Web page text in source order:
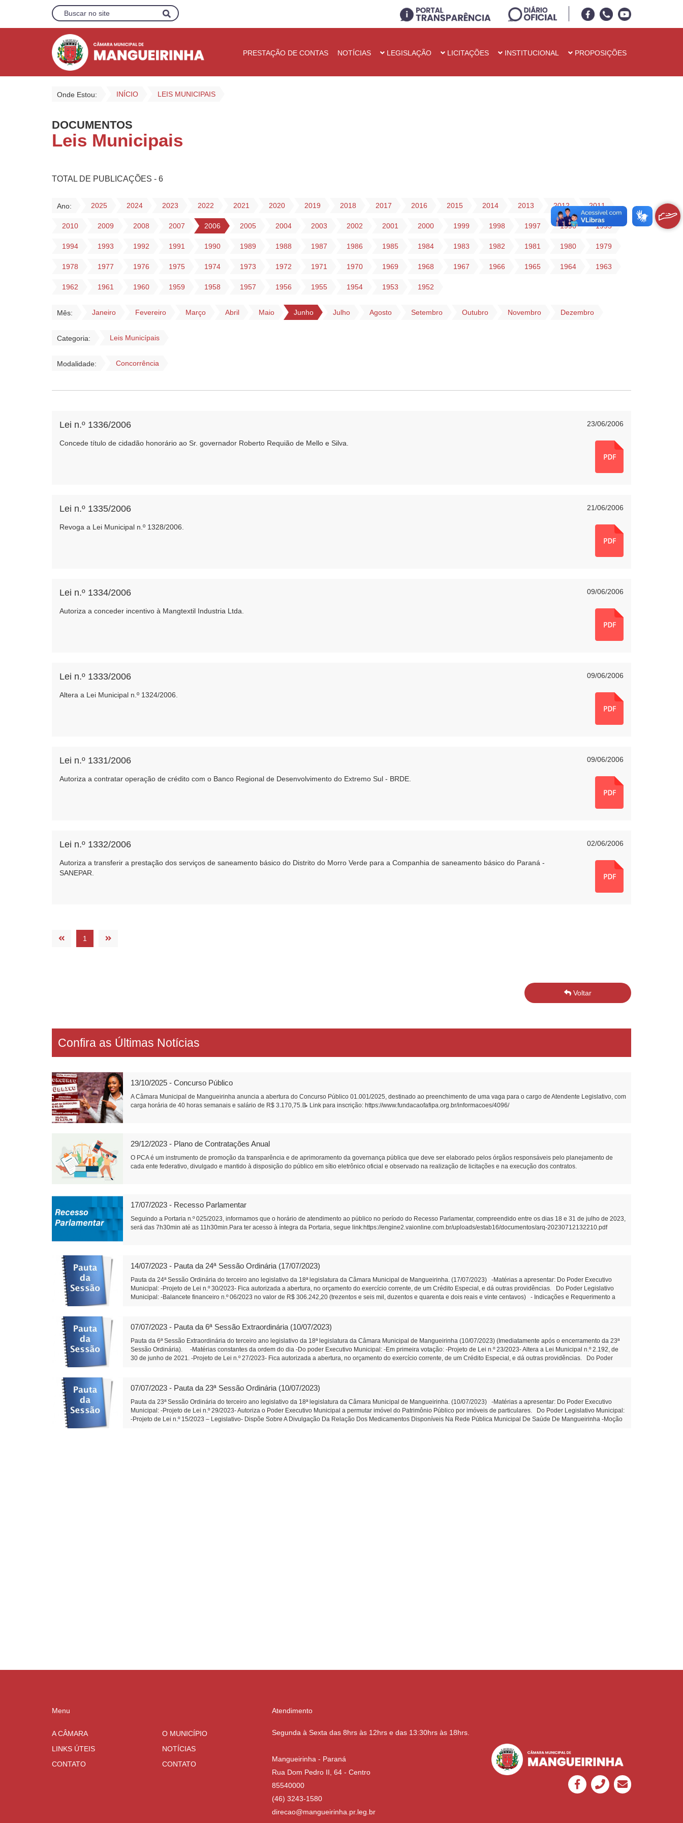
PRESTAÇÃO DE CONTAS NOTÍCIAS LEGISLAÇÃO LICITAÇÕES INSTITUCIONAL PROPOSIÇÕES
Onde Estou: INÍCIO LEIS MUNICIPAIS
DOCUMENTOS
Leis Municipais
TOTAL DE PUBLICAÇÕES - 6
Ano: 2025 2024 2023 2022 2021 2020 2019 2018 2017 2016 2015 2014 2013 2012 2011
2010 2009 2008 2007 2006 2005 2004 2003 2002 2001 2000 1999 1998 1997 1996 1995
1994 1993 1992 1991 1990 1989 1988 1987 1986 1985 1984 1983 1982 1981 1980 1979
1978 1977 1976 1975 1974 1973 1972 1971 1970 1969 1968 1967 1966 1965 1964 1963
1962 1961 1960 1959 1958 1957 1956 1955 1954 1953 1952
Mês: Janeiro Fevereiro Março Abril Maio Junho Julho Agosto Setembro Outubro Novembro Dezembro
Categoria: Leis Municípais
Modalidade: Concorrência
23/06/2006
Lei n.º 1336/2006
Concede título de cidadão honorário ao Sr. governador Roberto Requião de Mello e Silva.
21/06/2006
Lei n.º 1335/2006
Revoga a Lei Municipal n.º 1328/2006.
09/06/2006
Lei n.º 1334/2006
Autoriza a conceder incentivo à Mangtextil Industria Ltda.
09/06/2006
Lei n.º 1333/2006
Altera a Lei Municipal n.º 1324/2006.
09/06/2006
Lei n.º 1331/2006
Autoriza a contratar operação de crédito com o Banco Regional de Desenvolvimento do Extremo Sul - BRDE.
02/06/2006
Lei n.º 1332/2006
Autoriza a transferir a prestação dos serviços de saneamento básico do Distrito do Morro Verde para a Companhia de saneamento básico do Paraná -
SANEPAR.
1
Voltar
Confira as Últimas Notícias
13/10/2025 - Concurso Público
A Câmara Municipal de Mangueirinha anuncia a abertura do Concurso Público 01.001/2025, destinado ao preenchimento de uma vaga para o cargo de Atendente Legislativo, com
carga horária de 40 horas semanais e salário de R$ 3.170,75.📝 Link para inscrição: https://www.fundacaofafipa.org.br/informacoes/4096/
29/12/2023 - Plano de Contratações Anual
O PCA é um instrumento de promoção da transparência e de aprimoramento da governança pública que deve ser elaborado pelos órgãos responsáveis pelo planejamento de
cada ente federativo, divulgado e mantido à disposição do público em sítio eletrônico oficial e observado na realização de licitações e na execução dos contratos.
17/07/2023 - Recesso Parlamentar
Seguindo a Portaria n.º 025/2023, informamos que o horário de atendimento ao público no período do Recesso Parlamentar, compreendido entre os dias 18 e 31 de julho de 2023,
será das 7h30min até as 11h30min.Para ter acesso à íntegra da Portaria, segue link:https://engine2.vaionline.com.br/uploads/estab16/documentos/arq-20230712132210.pdf
14/07/2023 - Pauta da 24ª Sessão Ordinária (17/07/2023)
Pauta da 24ª Sessão Ordinária do terceiro ano legislativo da 18ª legislatura da Câmara Municipal de Mangueirinha. (17/07/2023) -Matérias a apresentar: Do Poder Executivo
Municipal: -Projeto de Lei n.º 30/2023- Fica autorizada a abertura, no orçamento do exercício corrente, de um Crédito Especial, e dá outras providências. Do Poder Legislativo
Municipal: -Balancete financeiro n.º 06/2023 no valor de R$ 306.242,20 (trezentos e seis mil, duzentos e quarenta e dois reais e vinte centavos) - Indicações e Requerimento a
distribua calcário dolomítico aos produtores da Associação de Produtores Rurais da Comunidade de Linha Boa Sorte. (Diego Bortokoski) -Matérias constantes na Ordem do Dia
Do Poder Executivo Municipal: -Em Segunda Votação: -Projeto de Lei n.º 23/2023- Altera a Lei Municipal n.º 2.192, de 30 de junho de 2021. -Projeto de Lei n.º 27/2023- Fica
autorizada a abertura, no orçamento do exercício corrente, de um Crédito Especial, e dá outras providências. Em Primeira Votação: -Projeto de Lei n.º 28/2023- Autoriza o Poder
Executivo Municipal a firmar transferência voluntaria com a ASERMAN – Associação dos Servidores Públicos Municipais de Mangueirinha e dá outras providências. Do Poder
Legislativo Municipal: -Em segunda votação: -Projeto de Lei n.º 12/2023 – Legislativo-Concede Título de Cidadão Benemérito ao Sr. Ernany Schreiner Serpa. (Alexandre Monteiro
07/07/2023 - Pauta da 6ª Sessão Extraordinária (10/07/2023)
Pauta da 6ª Sessão Extraordinária do terceiro ano legislativo da 18ª legislatura da Câmara Municipal de Mangueirinha (10/07/2023) (Imediatamente após o encerramento da 23ª
Sessão Ordinária). -Matérias constantes da ordem do dia -Do poder Executivo Municipal: -Em primeira votação: -Projeto de Lei n.º 23/2023- Altera a Lei Municipal n.º 2.192, de
30 de junho de 2021. -Projeto de Lei n.º 27/2023- Fica autorizada a abertura, no orçamento do exercício corrente, de um Crédito Especial, e dá outras providências. Do Poder
07/07/2023 - Pauta da 23ª Sessão Ordinária (10/07/2023)
Pauta da 23ª Sessão Ordinária do terceiro ano legislativo da 18ª legislatura da Câmara Municipal de Mangueirinha. (10/07/2023) -Matérias a apresentar: Do Poder Executivo
Municipal: -Projeto de Lei n.º 29/2023- Autoriza o Poder Executivo Municipal a permutar imóvel do Patrimônio Público por imóveis de particulares. Do Poder Legislativo Municipal:
-Projeto de Lei n.º 15/2023 – Legislativo- Dispõe Sobre A Divulgação Da Relação Dos Medicamentos Disponíveis Na Rede Pública Municipal De Saúde De Mangueirinha -Moção
Menu
A CÂMARA
O MUNICÍPIO
LINKS ÚTEIS
NOTÍCIAS
CONTATO
CONTATO
Atendimento
Segunda à Sexta das 8hrs às 12hrs e das 13:30hrs às 18hrs.
Mangueirinha - Paraná
Rua Dom Pedro II, 64 - Centro
85540000
(46) 3243-1580
direcao@mangueirinha.pr.leg.br